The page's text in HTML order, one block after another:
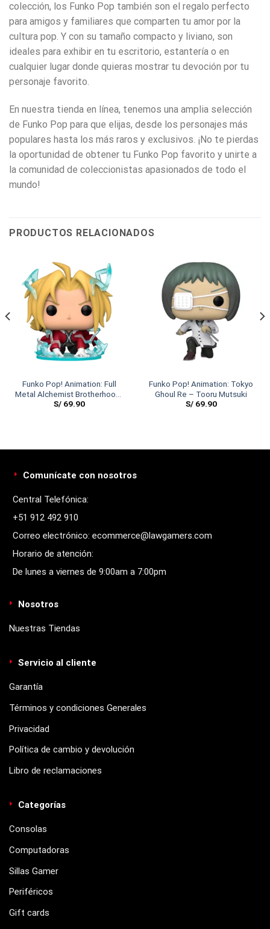
colección, los Funko Pop también son el regalo perfecto
para amigos y familiares que comparten tu amor por la
cultura pop. Y con su tamaño compacto y liviano, son
ideales para exhibir en tu escritorio, estantería o en
cualquier lugar donde quieras mostrar tu devoción por tu
personaje favorito.
En nuestra tienda en línea, tenemos una amplia selección
de Funko Pop para que elijas, desde los personajes más
populares hasta los más raros y exclusivos. ¡No te pierdas
la oportunidad de obtener tu Funko Pop favorito y unirte a
la comunidad de coleccionistas apasionados de todo el
mundo!
PRODUCTOS RELACIONADOS
Funko Pop! Animation: Full
Metal Alchemist Brotherhood-
Edward W/Energy
S/69.90
Funko Pop! Animation: Tokyo
Ghoul Re – Tooru Mutsuki
S/69.90
Comunícate con nosotros
Central Telefónica:
+51 912 492 910
Correo electrónico: ecommerce@lawgamers.com
Horario de atención:
De lunes a viernes de 9:00am a 7:00pm
Nosotros
Nuestras Tiendas
Servicio al cliente
Garantía
Términos y condiciones Generales
Privacidad
Política de cambio y devolución
Libro de reclamaciones
Categorías
Consolas
Computadoras
Sillas Gamer
Periféricos
Gift cards